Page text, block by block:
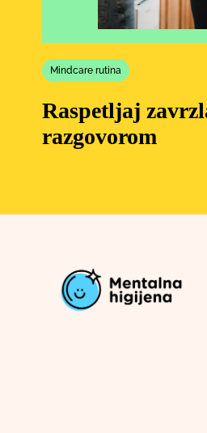
Mindcare rutina
Raspetljaj
razgovorom